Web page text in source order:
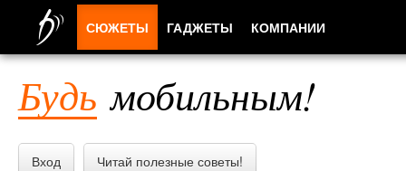
Будь мобильным!
Вход Читай полезные советы!
СЮЖЕТЫ ГАДЖЕТЫ КОМПАНИИ
ПРИЛОЖЕНИЯ